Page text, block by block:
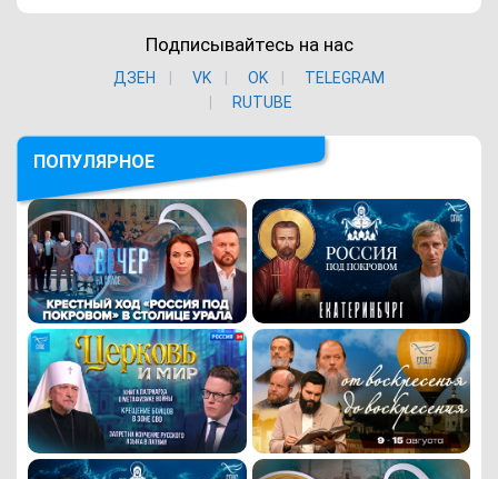
Подписывайтесь на нас
ДЗЕН VK ОK
TELEGRAM
RUTUBE
ПОПУЛЯРНОЕ